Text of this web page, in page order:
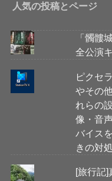
人気の投稿とページ
「髑髏
全公演
ピクセ
やその
れらの
像・音
バイス
きの対
[旅行記]